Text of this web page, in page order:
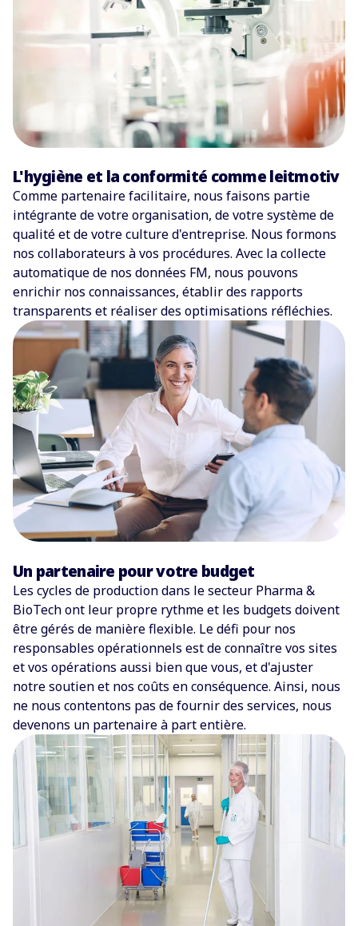
L'hygiène et la conformité comme leitmotiv
Comme partenaire facilitaire, nous faisons partie
intégrante de votre organisation, de votre système de
qualité et de votre culture d'entreprise. Nous formons
nos collaborateurs à vos procédures. Avec la collecte
automatique de nos données FM, nous pouvons
enrichir nos connaissances, établir des rapports
transparents et réaliser des optimisations réfléchies.
Un partenaire pour votre budget
Les cycles de production dans le secteur Pharma &
BioTech ont leur propre rythme et les budgets doivent
être gérés de manière flexible. Le défi pour nos
responsables opérationnels est de connaître vos sites
et vos opérations aussi bien que vous, et d'ajuster
notre soutien et nos coûts en conséquence. Ainsi, nous
ne nous contentons pas de fournir des services, nous
devenons un partenaire à part entière.